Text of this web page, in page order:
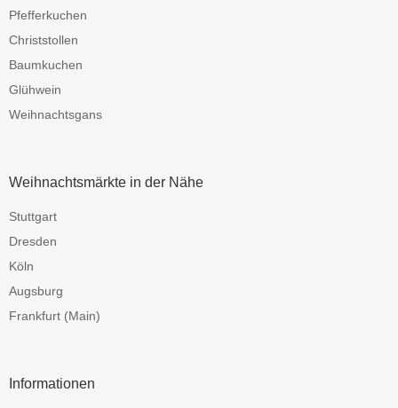
Pfefferkuchen
Christstollen
Baumkuchen
Glühwein
Weihnachtsgans
Weihnachtsmärkte in der Nähe
Stuttgart
Dresden
Köln
Augsburg
Frankfurt (Main)
Informationen